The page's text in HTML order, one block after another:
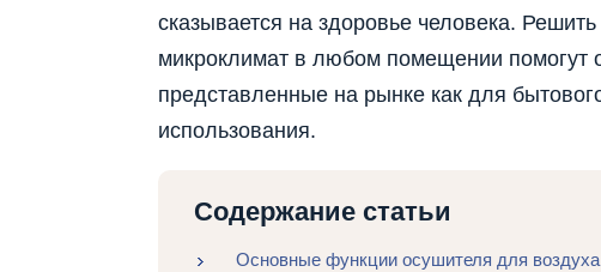
сказывается на здоровье человека.
микроклимат в любом помещении помогут
представленные на рынке как для
использования.
Содержание статьи
Основные функции осушителя для воздуха